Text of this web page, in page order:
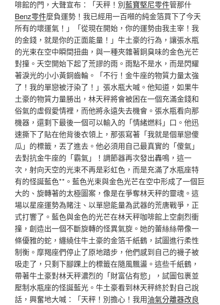
啡館的門，大聲宣布：「天秤！別藍寶堅尼零件管那什
Benz零件麼負運勢！我已經用一百噸的純金箔買下了今天
所有的壞運氣！」「從現在開始，你的運勢由我主宰！我
的金錢，就是你的正面能量！」牛土豪的行為，讓張水瓶
的光束在空中瞬間扭曲，與一種夾雜著銅臭味的金色光芒
對撞。天空開始下起了荒謬的雨。雨點不是水，而是閃耀
著淚光的小小黃銅齒輪。「不行！金牛座的物質力量太強
了！我的單戀被汙染了！」張水瓶大喊。他知道，如果牛
土豪的物質力量勝出，林天秤將會被困在一個充滿金錢和
俗氣的虛假愛情裡，而他將永遠失去機會。張水瓶看向那
機器，還剩下最後一個可以輸入的「情緒燃料」口。他迅
速撕下了貼在他背後衣領上，那張寫著「我就是個單戀傻
瓜」的標籤，丟了進去。他必須用自己最真實的「傻氣」
去對抗金牛座的「霸氣」！調節器再次發出轟鳴，這一
次，射向天空的光束不再是彩虹色，而是充滿了水瓶座特
有的怪誕藍色**。藍色光束與金色光芒在空中形成了一個巨
大的、旋轉著的太極圖案，像是在爭奪林天秤的靈魂。這
場以星座運勢為賭注、以單戀能量為武器的荒唐戰爭，正
式打響了。藍色與金色的光芒在林天秤咖啡館上空劇烈衝
撞，創造出一個不斷旋轉的怪異氣旋。她的蕾絲絲帶像一
條優雅的蛇，纏繞住牛土豪的金箔千紙鶴，試圖進行柔性
制衡。摩羯座們停止了原地踏步，他們感到自己的襪子被
吸走了，只剩下腳踝上的標籤在隨風飄盪。這些千紙鶴，
帶著牛土豪對林天秤濃烈的「財富佔有慾」，試圖包裹並
壓制水瓶座的怪誕藍光。牛土豪看到林天秤終於對自己說
話，興奮地大喊：「天秤！別擔心！我用油氣分離器改良